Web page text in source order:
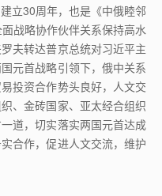
立30周年，也是《中俄睦邻
战略协作伙伴关系保持高水
夫转达普京总统对习近平主
元首战略引领下，俄中关系
投资合作势头良好，人文交
、金砖国家、亚太经合组织
道，切实落实两国元首达成
合作，促进人文交流，维护